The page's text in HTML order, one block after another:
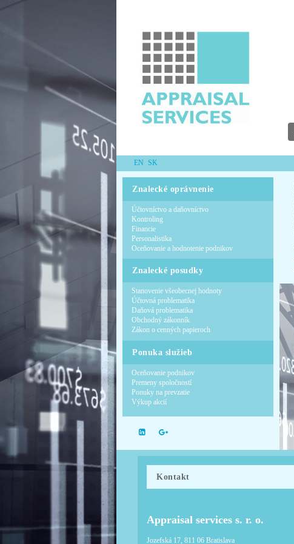
EN SK
Znalecké oprávnenie
Účtovníctvo a daňovníctvo
Kontroling
Financie
Personalistika
Oceňovanie a hodnotenie podnikov
Znalecké posudky
Stanovenie všeobecnej hodnoty
Účtovná problematika
Daňová problematika
Obchodný zákonník
Zákon o cenných papieroch
Ponuka služieb
Oceňovanie podnikov
Premeny spoločností
Ponuky na prevzatie
Výkup akcií
Kontakt
Appraisal services s. r. o.
Jozefská 17, 811 06 Bratislava